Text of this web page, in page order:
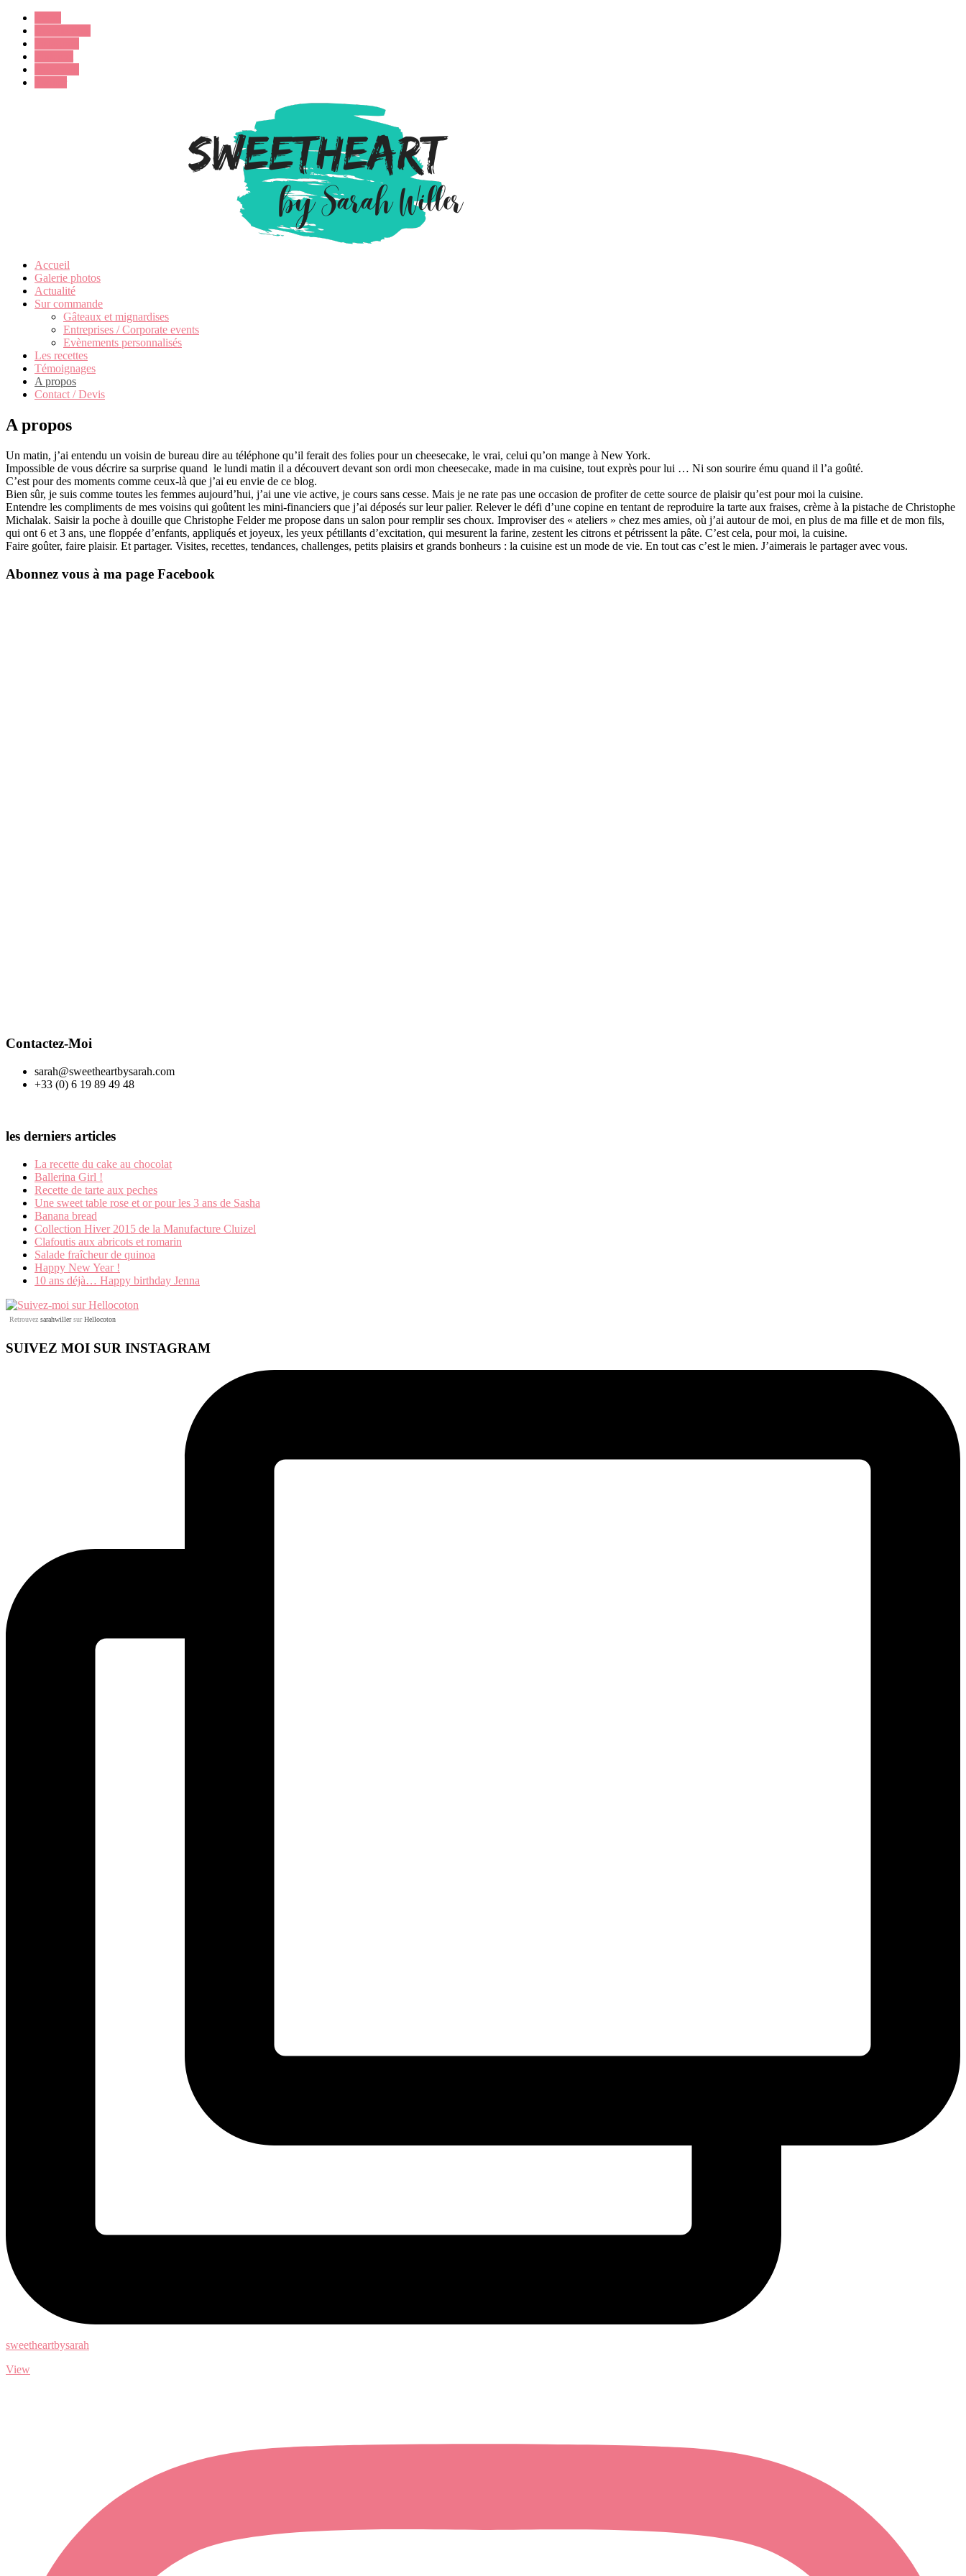
Accueil
Galerie photos
Actualité
Sur commande
Gâteaux et mignardises
Entreprises / Corporate events
Evènements personnalisés
Les recettes
Témoignages
A propos
Contact / Devis
A propos
Un matin, j’ai entendu un voisin de bureau dire au téléphone qu’il ferait des folies pour un cheesecake, le vrai, celui qu’on mange à New York.
Impossible de vous décrire sa surprise quand le lundi matin il a découvert devant son ordi mon cheesecake, made in ma cuisine, tout exprès pour lui … Ni son sourire ému quand il l’a goûté.
C’est pour des moments comme ceux-là que j’ai eu envie de ce blog.
Bien sûr, je suis comme toutes les femmes aujourd’hui, j’ai une vie active, je cours sans cesse. Mais je ne rate pas une occasion de profiter de cette source de plaisir qu’est pour moi la cuisine.
Entendre les compliments de mes voisins qui goûtent les mini-financiers que j’ai déposés sur leur palier. Relever le défi d’une copine en tentant de reproduire la tarte aux fraises, crème à la pistache de Christophe
Michalak. Saisir la poche à douille que Christophe Felder me propose dans un salon pour remplir ses choux. Improviser des « ateliers » chez mes amies, où j’ai autour de moi, en plus de ma fille et de mon fils,
qui ont 6 et 3 ans, une floppée d’enfants, appliqués et joyeux, les yeux pétillants d’excitation, qui mesurent la farine, zestent les citrons et pétrissent la pâte. C’est cela, pour moi, la cuisine.
Faire goûter, faire plaisir. Et partager. Visites, recettes, tendances, challenges, petits plaisirs et grands bonheurs : la cuisine est un mode de vie. En tout cas c’est le mien. J’aimerais le partager avec vous.
Abonnez vous à ma page Facebook
Contactez-Moi
sarah@sweetheartbysarah.com
+33 (0) 6 19 89 49 48
les derniers articles
La recette du cake au chocolat
Ballerina Girl !
Recette de tarte aux peches
Une sweet table rose et or pour les 3 ans de Sasha
Banana bread
Collection Hiver 2015 de la Manufacture Cluizel
Clafoutis aux abricots et romarin
Salade fraîcheur de quinoa
Happy New Year !
10 ans déjà… Happy birthday Jenna
Retrouvez sarahwillersurHellocoton
SUIVEZ MOI SUR INSTAGRAM
sweetheartbysarah
View